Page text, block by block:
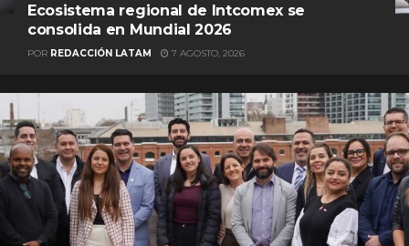
Ecosistema regional de Intcomex se
consolida en Mundial 2026
POR REDACCIÓN LATAM 7 AGOSTO, 2026